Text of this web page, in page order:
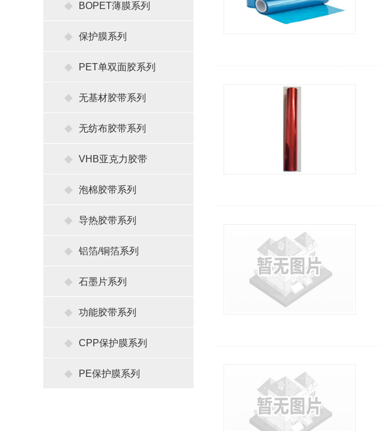
BOPET薄膜系列
保护膜系列
PET单双面胶系列
无基材胶带系列
无纺布胶带系列
VHB亚克力胶带
泡棉胶带系列
导热胶带系列
铝箔/铜箔系列
石墨片系列
功能胶带系列
CPP保护膜系列
PE保护膜系列